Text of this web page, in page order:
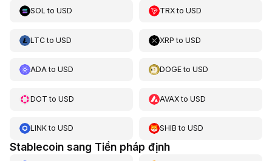
SOL to USD TRXtoUSD
LTCto USD XRP toUSD
ADAto USD DOGEtoUSD
DOT to USD AVAXtoUSD
LINKto USD SHIB toUSD
Stablecoin sang Tiền pháp định